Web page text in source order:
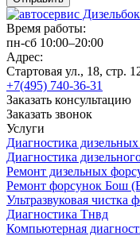
Время работы:
пн-сб 10:00–20:00
Адрес:
Стартовая ул., 18, стр.
+7(495) 740-36-31
Заказать консультацию
Заказать звонок
Услуги
Диагностика
Диагностика
Ремонт дизельных
Ремонт форсунок Бош
Ультразвуковая чистка
Диагностика Тнвд
Компьютерная